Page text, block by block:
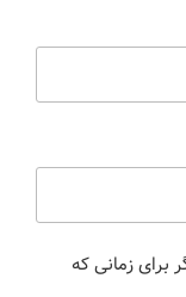
برای زمانی که